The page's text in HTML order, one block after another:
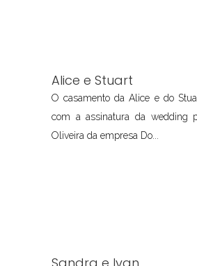
Alice e Stuart
O casamento da Alice e do
com a assinatura da wedding
Oliveira da empresa Do...